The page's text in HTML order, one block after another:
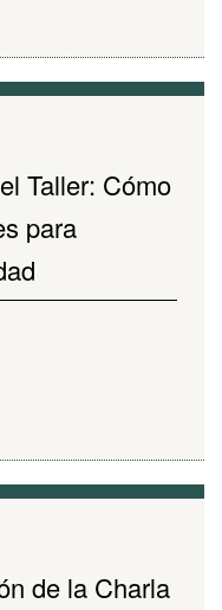
Taller: Cómo
para
de la Charla